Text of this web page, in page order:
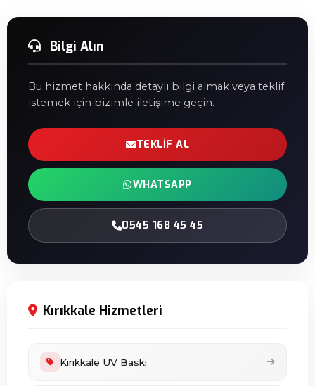
Bilgi Alın
Bu hizmet hakkında detaylı bilgi almak veya teklif
istemek için bizimle iletişime geçin.
TEKLIF AL
WHATSAPP
0545 168 45 45
Kırıkkale Hizmetleri
Kırıkkale UV Baskı